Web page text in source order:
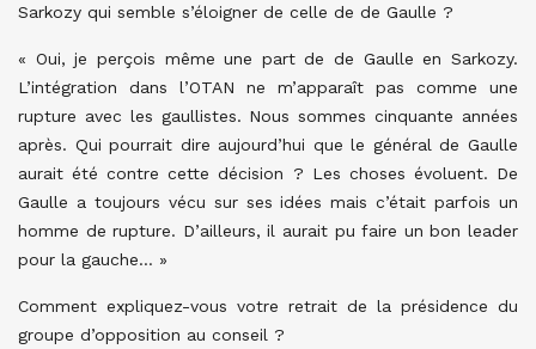
Sarkozy qui semble s’éloigner de celle de de Gaulle ?
« Oui, je perçois même une part de de Gaulle en Sarkozy.
L’intégration dans l’OTAN ne m’apparaît pas comme une
rupture avec les gaullistes. Nous sommes cinquante années
après. Qui pourrait dire aujourd’hui que le général de Gaulle
aurait été contre cette décision ? Les choses évoluent. De
Gaulle a toujours vécu sur ses idées mais c’était parfois un
homme de rupture. D’ailleurs, il aurait pu faire un bon leader
pour la gauche… »
Comment expliquez-vous votre retrait de la présidence du
groupe d’opposition au conseil ?